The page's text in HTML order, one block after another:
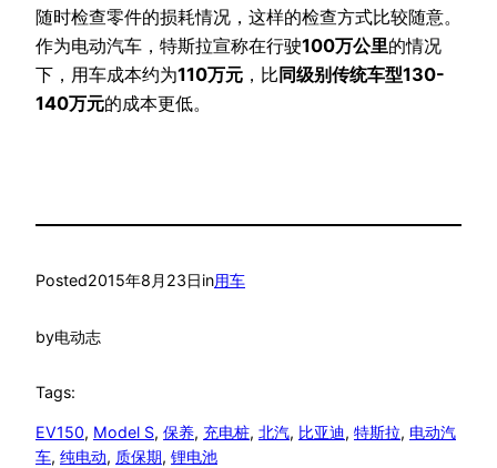
随时检查零件的损耗情况，这样的检查方式比较随意。
作为电动汽车，特斯拉宣称在行驶100万公里的情况
下，用车成本约为110万元 ，比同级别传统车型130-
140万元的成本更低。
Posted2015年8月23日in用车
by电动志
Tags:
EV150, Model S, 保养, 充电桩, 北汽, 比亚迪, 特斯拉, 电动汽
车, 纯电动, 质保期, 锂电池